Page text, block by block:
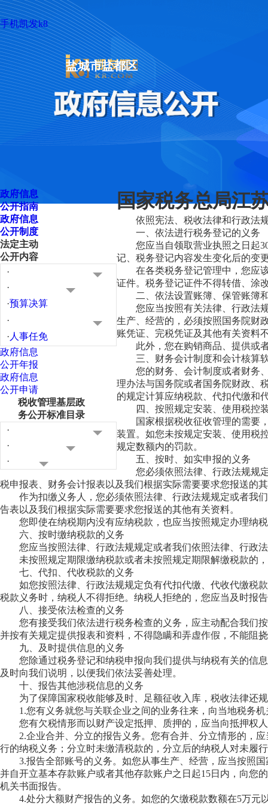
手机凯发k8
盐城市盐都区
政府信息
公开指南
政府信息
公开制度
法定主动
公开内容
·
·
·预算决算
·
· 人事任免
政府信息
公开年报
政府信息
公开申请
税收管理基层政
务公开标准目录
·
·
·
国家税务总局江
依照宪法、税收法律和行政法
一、依法进行税务登记的义务
您应当自领取营业执照之日起
记、税务登记内容发生变化后的变
在各类税务登记管理中，您应
证件。税务登记证件不得转借、
二、依法设置账簿、保管账簿
您应当按照有关法律、行政法
生产、经营的，必须按照国务院财
账凭证、完税凭证及其他有关资料
此外，您在购销商品、提供或
三、财务会计制度和会计核算
您的财务、会计制度或者财务
理办法与国务院或者国务院财政、
的规定计算应纳税款、代扣代缴和
四、按照规定安装、使用税控
国家根据税收征收管理的需要
装置。如您未按规定安装、使用税
规定数额内的罚款。
五、按时、如实申报的义务
您必须依照法律、行政法规规
税申报表、财务会计报表以及我们根据实际需要要求您报送的
作为扣缴义务人，您必须依照法律、行政法规规定或者我
告表以及我们根据实际需要要求您报送的其他有关资料。
您即使在纳税期内没有应纳税款，也应当按照规定办理纳
六、按时缴纳税款的义务
您应当按照法律、行政法规规定或者我们依照法律、行政
未按照规定期限缴纳税款或者未按照规定期限解缴税款的
七、代扣、代收税款的义务
如您按照法律、行政法规规定负有代扣代缴、代收代缴税
税款义务时，纳税人不得拒绝。纳税人拒绝的，您应当及时报
八、接受依法检查的义务
您有接受我们依法进行税务检查的义务，应主动配合我们
并按有关规定提供报表和资料，不得隐瞒和弄虚作假，不能
九、及时提供信息的义务
您除通过税务登记和纳税申报向我们提供与纳税有关的信
及时向我们说明，以便我们依法妥善处理。
十、报告其他涉税信息的义务
为了保障国家税收能够及时、足额征收入库，税收法律还
1.您有义务就您与关联企业之间的业务往来，向当地税务
您有欠税情形而以财产设定抵押、质押的，应当向抵押权
2.企业合并、分立的报告义务。您有合并、分立情形的，
行的纳税义务；分立时未缴清税款的，分立后的纳税人对未履
3.报告全部账号的义务。如您从事生产、经营，应当按照
并自开立基本存款账户或者其他存款账户之日起15日内，向您
机关书面报告。
4.处分大额财产报告的义务。如您的欠缴税款数额在5万